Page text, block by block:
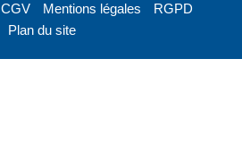
CGV Mentions légales
RGPD
Plan du site